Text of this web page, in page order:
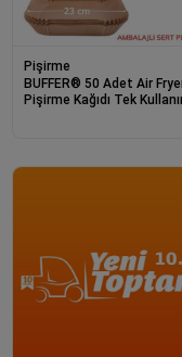
Pişirme
BUFFER® 50 Adet Air
Pişirme Kağıdı Tek